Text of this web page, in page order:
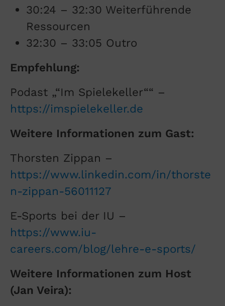
30:24 – 32:30 Weiterführende
Ressourcen
32:30 – 33:05 Outro
Empfehlung:
Podast „“Im Spielekeller““ –
https://imspielekeller.de
Weitere Informationen zum Gast:
Thorsten Zippan –
https://www.linkedin.com/in/thorste
n-zippan-56011127
E-Sports bei der IU –
https://www.iu-
careers.com/blog/lehre-e-sports/
Weitere Informationen zum Host
(Jan Veira):